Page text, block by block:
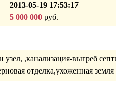
2013-05-19 17:53:17
5 000 000руб.
,канализация-выгреб
отделка,ухоженная